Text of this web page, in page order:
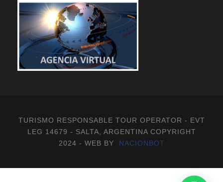
TURISMO RESPONSABLE TOUR OPERATOR - EVT
LEG 14679 - SALTA, ARGENTINA COPYRIGHT
2024 - WEB BY NACIONBOT